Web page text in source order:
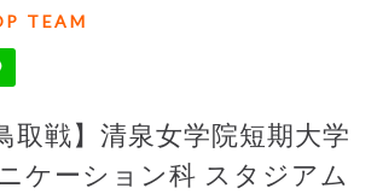
TEAM
取戦】清泉女学院短期大学
ケーション科 スタジアム